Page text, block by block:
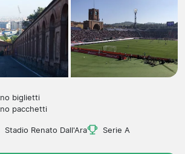
biglietti
pacchetti
Stadio Renato Dall'Ara Serie A